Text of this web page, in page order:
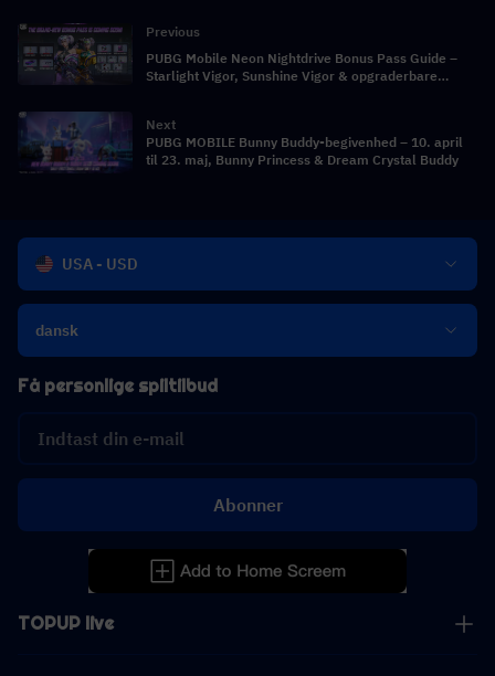
Previous
PUBG Mobile Neon Nightdrive Bonus Pass Guide –
Starlight Vigor, Sunshine Vigor & opgraderbare
Next
PUBG MOBILE Bunny Buddy-begivenhed – 10. april
til 23. maj, Bunny Princess & Dream Crystal Buddy
USA - USD
dansk
TOPUP live
Få personlige spiltilbud
Abonner